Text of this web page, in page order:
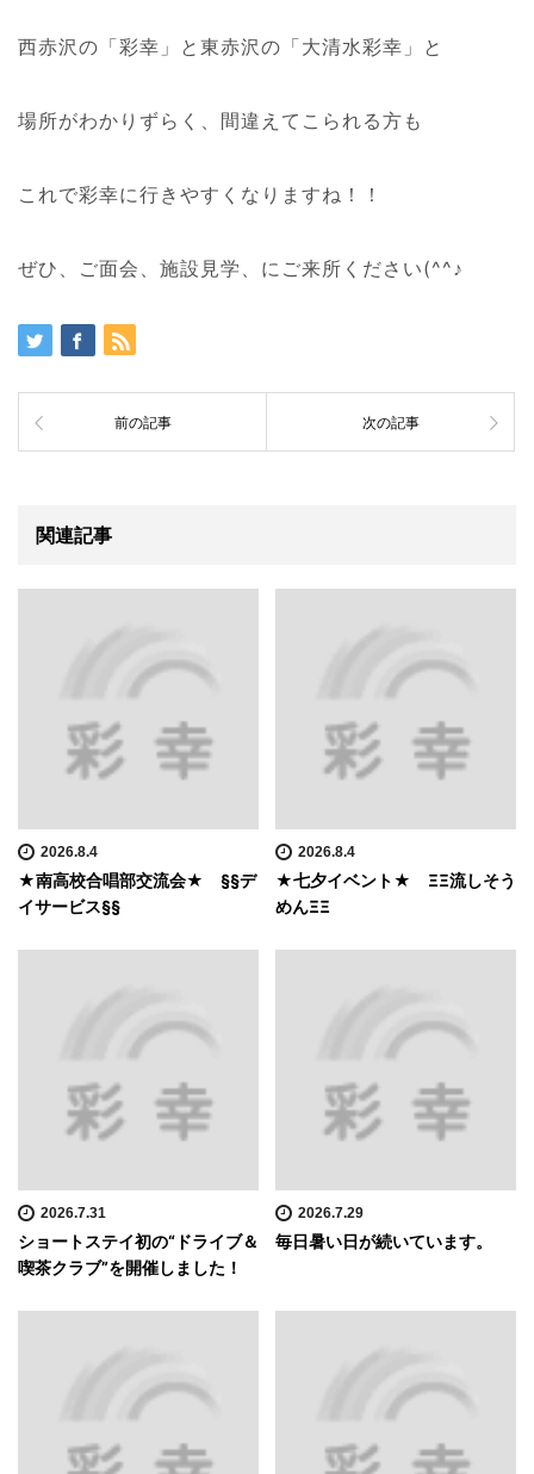
西赤沢の「彩幸」と東赤沢の「大清水彩幸」と
場所がわかりずらく、間違えてこられる方も
これで彩幸に行きやすくなりますね！！
ぜひ、ご面会、施設見学、にご来所ください(^^♪
前の記事 次の記事
関連記事
2026.8.4
★南高校合唱部交流会★ §§デ
イサービス§§
2026.8.4
★七夕イベント★ ΞΞ流しそう
めんΞΞ
2026.7.31
ショートステイ初の“ドライブ＆
喫茶クラブ”を開催しました！
2026.7.29
毎日暑い日が続いています。